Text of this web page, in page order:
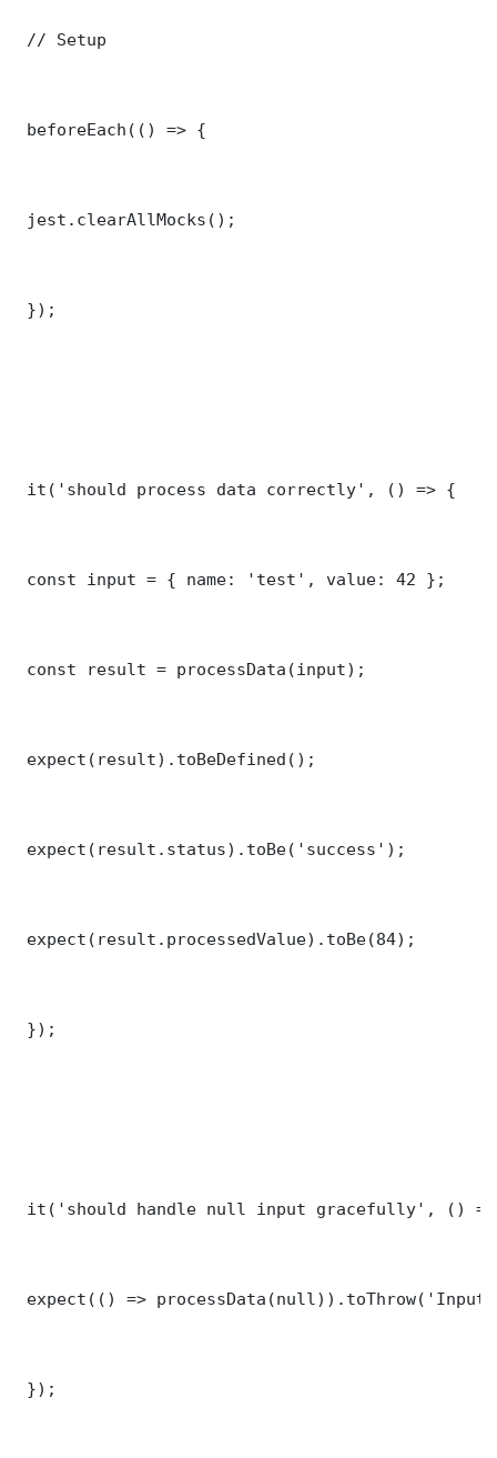
// Setup
beforeEach(() => {
jest.clearAllMocks();
});
it('should process data correctly', () => {
const input = { name: 'test', value: 42 };
const result = processData(input);
expect(result).toBeDefined();
expect(result.status).toBe('success');
expect(result.processedValue).toBe(84);
});
it('should handle null input gracefully', ()
expect(() =>
});